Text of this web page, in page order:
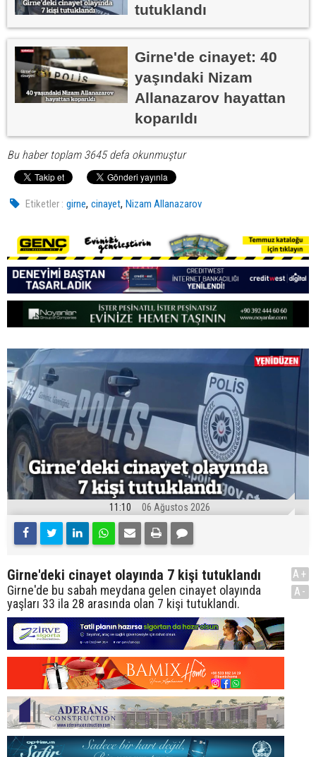
tutuklandı
Girne'de cinayet: 40
yaşındaki Nizam
Allanazarov hayattan
koparıldı
Bu haber toplam 3645 defa okunmuştur
Etiketler : girne,cinayet,Nizam Allanazarov
11:10 06 Ağustos 2026
Girne'deki cinayet olayında 7 kişi tutuklandı
Girne'de bu sabah meydana gelen cinayet olayında
yaşları 33 ila 28 arasında olan 7 kişi tutuklandı.
A+
A-